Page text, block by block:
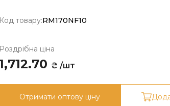
Код товару:RM170NF10
Роздрібна ціна
₴ /шт
Отримати оптову ціну